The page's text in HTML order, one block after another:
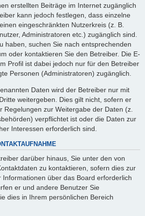
erstellten Beiträge im Internet zugänglich
kann jedoch festlegen, dass einzelne
eingeschränkten Nutzerkreis (z. B.
Administratoren etc.) zugänglich sind.
haben, suchen Sie nach entsprechenden
oder kontaktieren Sie den Betreiber. Die E-
Profil ist dabei jedoch nur für den Betreiber
Personen (Administratoren) zugänglich.
Daten wird der Betreiber nur mit
weitergeben. Dies gilt nicht, sofern er
Regelungen zur Weitergabe der Daten (z.
verpflichtet ist oder die Daten zur
Interessen erforderlich sind.
darüber hinaus, Sie unter den von
zu kontaktieren, sofern dies zur
Informationen über das Board erforderlich
er und andere Benutzer Sie
dies in Ihrem persönlichen Bereich